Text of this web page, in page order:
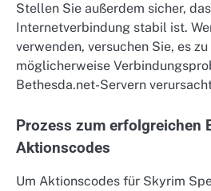
Stellen Sie außerdem sicher,
Internetverbindung stabil ist.
verwenden, versuchen Sie, es
möglicherweise
Bethesda.net-Servern
Prozess zum erfolgreichen
Aktionscodes
Um Aktionscodes für Skyrim